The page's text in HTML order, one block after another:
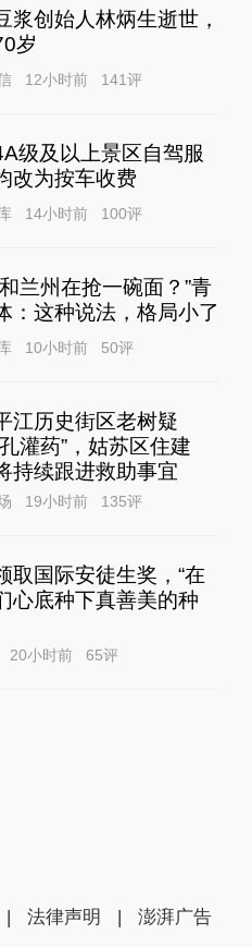
浆创始人林炳生逝世，
岁
12小时前 141评
级及以上景区自驾服
改为按车收费
14小时前 100评
兰州在抢一碗面？”青
：这种说法，格局小了
10小时前 50评
江历史街区老树疑
灌药”，姑苏区住建
持续跟进救助事宜
19小时前 135评
取国际安徒生奖，“在
心底种下真善美的种
20小时前 65评
| 法律声明 | 澎湃广告